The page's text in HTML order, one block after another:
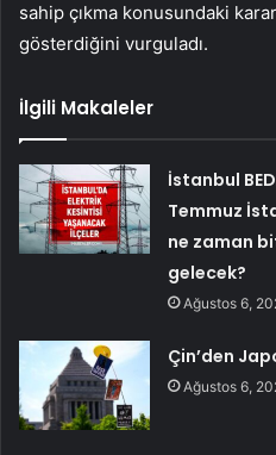
sahip çıkma konusundaki
gösterdiğini vurguladı.
İlgili Makaleler
İstanbul
Temmuz
ne zaman
gelecek?
Ağustos 6,
Çin’den
Ağustos 6,